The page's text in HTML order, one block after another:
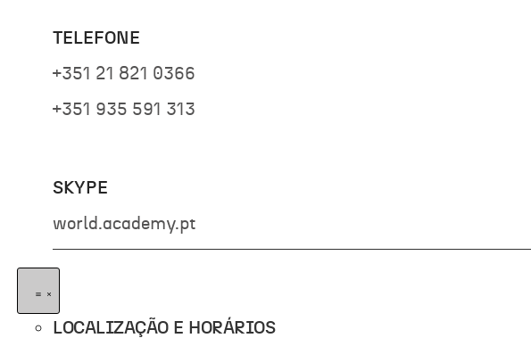
TELEFONE
+351 21 821 0366
+351 935 591 313
SKYPE
world.academy.pt
LOCALIZAÇÃO E HORÁRIOS